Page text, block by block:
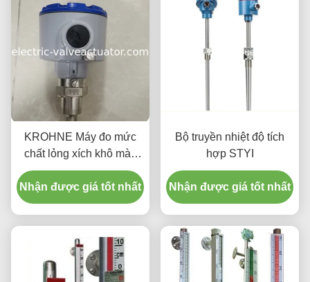
KROHNE Máy đo mức
chất lỏng xích khô màu
vàng ER/Exia Tải trọng
tối đa 500Ω
Nhận được giá tốt nhất
Bộ truyền nhiệt độ tích
hợp STYI
Nhận được giá tốt nhất